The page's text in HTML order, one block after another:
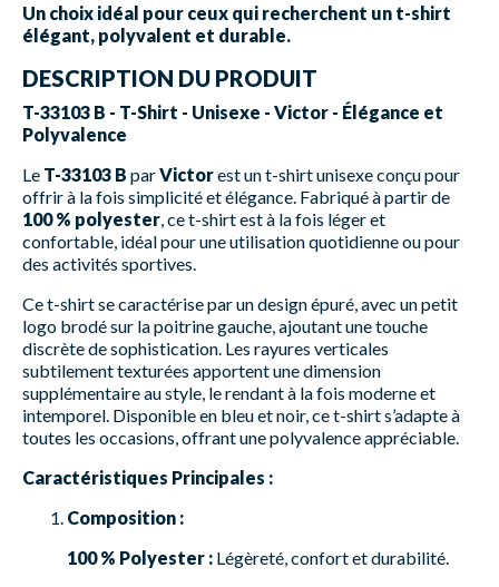
Un choix idéal pour ceux qui recherchent un t-shirt
élégant, polyvalent et durable.
DESCRIPTION DU PRODUIT
T-33103 B - T-Shirt - Unisexe - Victor - Élégance et
Polyvalence
Le T-33103 B parVictorest un t-shirt unisexe conçu pour
offrir à la fois simplicité et élégance. Fabriqué à partir de
100 % polyester , ce t-shirt est à la fois léger et
confortable, idéal pour une utilisation quotidienne ou pour
des activités sportives.
Ce t-shirt se caractérise par un design épuré, avec un petit
logo brodé sur la poitrine gauche, ajoutant une touche
discrète de sophistication. Les rayures verticales
subtilement texturées apportent une dimension
supplémentaire au style, le rendant à la fois moderne et
intemporel. Disponible en bleu et noir, ce t-shirt s’adapte à
toutes les occasions, offrant une polyvalence appréciable.
Caractéristiques Principales :
Composition :
100 % Polyester : Légèreté, confort et durabilité.